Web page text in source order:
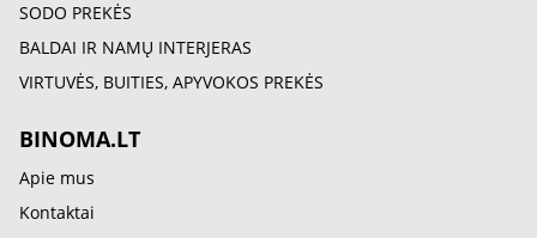
SODO PREKĖS
BALDAI IR NAMŲ INTERJERAS
VIRTUVĖS, BUITIES, APYVOKOS PREKĖS
BINOMA.LT
Apie mus
Kontaktai